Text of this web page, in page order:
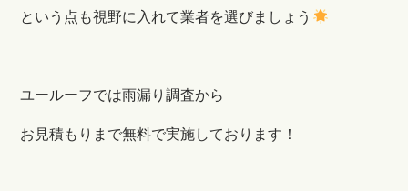
という点も視野に入れて業者を選びましょう
ユールーフでは雨漏り調査から
お見積もりまで無料で実施しております！